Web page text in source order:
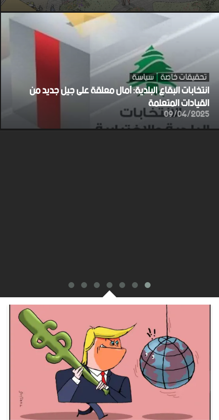
تحقيقات خاصة سياسة
انتخابات البقاع البلدية: آمال معلقة على جيل جديد من
القيادات المتعلمة
09/04/2025